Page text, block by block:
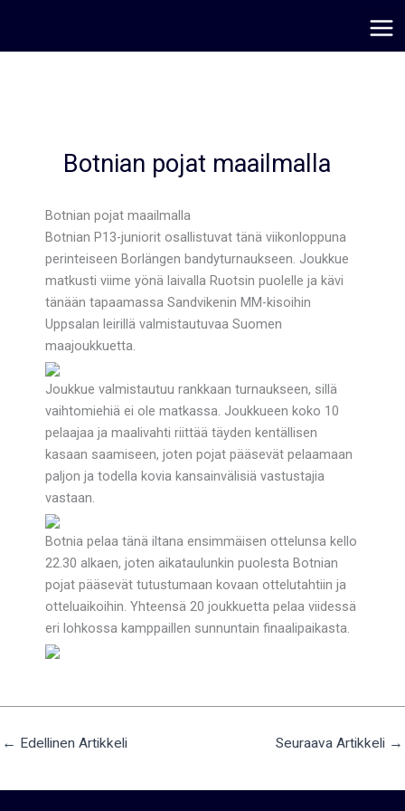
Botnian pojat maailmalla
Botnian pojat maailmalla
Botnian P13-juniorit osallistuvat tänä viikonloppuna
perinteiseen Borlängen bandyturnaukseen. Joukkue
matkusti viime yönä laivalla Ruotsin puolelle ja kävi
tänään tapaamassa Sandvikenin MM-kisoihin
Uppsalan leirillä valmistautuvaa Suomen
maajoukkuetta.
Joukkue valmistautuu rankkaan turnaukseen, sillä
vaihtomiehiä ei ole matkassa. Joukkueen koko 10
pelaajaa ja maalivahti riittää täyden kentällisen
kasaan saamiseen, joten pojat pääsevät pelaamaan
paljon ja todella kovia kansainvälisiä vastustajia
vastaan.
Botnia pelaa tänä iltana ensimmäisen ottelunsa kello
22.30 alkaen, joten aikataulunkin puolesta Botnian
pojat pääsevät tutustumaan kovaan ottelutahtiin ja
otteluaikoihin. Yhteensä 20 joukkuetta pelaa viidessä
eri lohkossa kamppaillen sunnuntain finaalipaikasta.
← Edellinen Artikkeli Seuraava Artikkeli →